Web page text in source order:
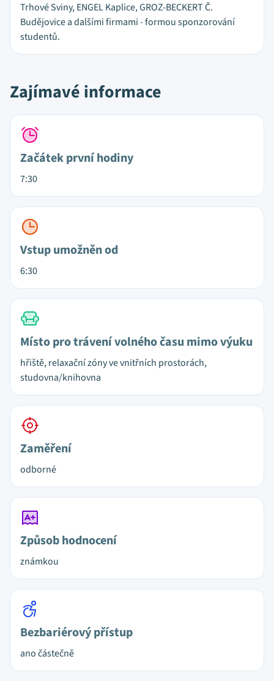
Trhové Sviny, ENGEL Kaplice, GROZ-BECKERT Č.
Budějovice a dalšími firmami - formou sponzorování
studentů.
Zajímavé informace
Začátek první hodiny
7:30
Vstup umožněn od
6:30
Místo pro trávení volného času mimo výuku
hřiště, relaxační zóny ve vnitřních prostorách,
studovna/knihovna
Zaměření
odborné
Způsob hodnocení
známkou
Bezbariérový přístup
ano částečně